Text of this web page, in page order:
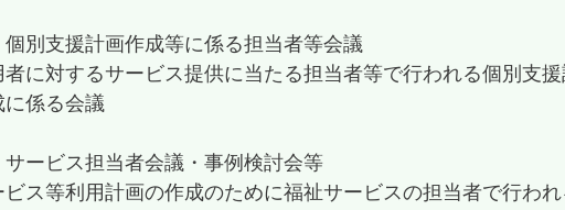
個別支援計画作成等に係る担当者等会議
者に対するサービス提供に当たる担当者等で行われる個別支
に係る会議
サービス担当者会議・事例検討会等
ビス等利用計画の作成のために福祉サービスの担当者で行わ